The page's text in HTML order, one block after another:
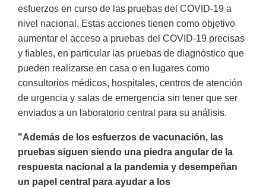
esfuerzos en curso de las pruebas del COVID-19 a
nivel nacional. Estas acciones tienen como objetivo
aumentar el acceso a pruebas del COVID-19 precisas
y fiables, en particular las pruebas de diagnóstico que
pueden realizarse en casa o en lugares como
consultorios médicos, hospitales, centros de atención
de urgencia y salas de emergencia sin tener que ser
enviados a un laboratorio central para su análisis.
"Además de los esfuerzos de vacunación, las
pruebas siguen siendo una piedra angular de la
respuesta nacional a la pandemia y desempeñan
un papel central para ayudar a los